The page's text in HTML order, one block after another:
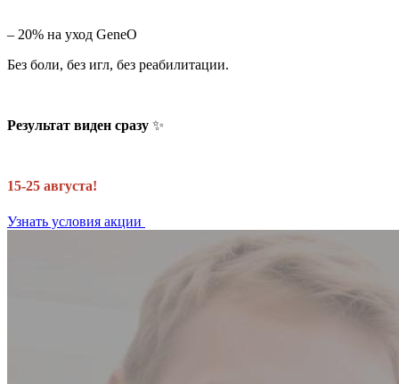
– 20% на уход GeneO
Без боли, без игл, без реабилитации.
Результат виден сразу ✨
15-25 августа!
Узнать условия акции